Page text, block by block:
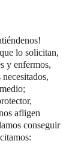
lo solicitan,
y enfermos,
afligen
conseguir